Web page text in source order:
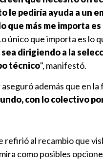
le pediría ayuda a un
que más me importa
único que importa es lo
dirigiendo a la
técnico", manifestó.
además que en la
con lo colectivo
refirió al recambio que
como posibles